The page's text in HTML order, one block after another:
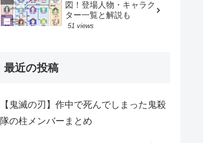
図！登場人物・キャラク
ター一覧と解説も
51 views
最近の投稿
【鬼滅の刃】作中で死んでしまった鬼殺
隊の柱メンバーまとめ